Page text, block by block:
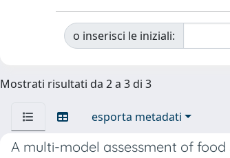
o inserisci le iniziali:
Mostrati risultati da 2 a 3 di 3
esporta metadati
A multi-model assessment of